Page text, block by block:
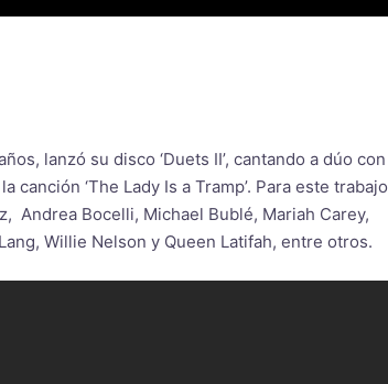
lanzó su disco ‘Duets II’, cantando a dúo con
canción ‘The Lady Is a Tramp’. Para este trabajo
Andrea Bocelli, Michael Bublé, Mariah Carey,
Willie Nelson y Queen Latifah, entre otros.